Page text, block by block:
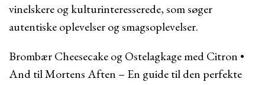
vinelskere og kulturinteresserede, som søger
autentiske oplevelser og smagsoplevelser.
Brombær Cheesecake og Ostelagkage med Citron •
And til Mortens Aften – En guide til den perfekte